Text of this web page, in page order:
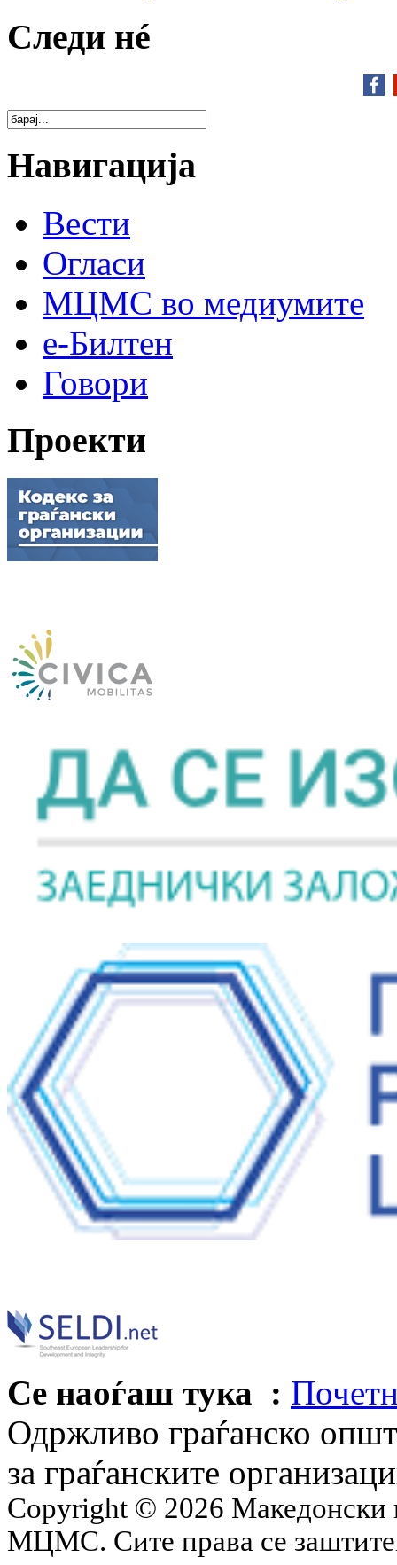
Следи нé
Навигација
Вести
Огласи
МЦМС во медиумите
е-Билтен
Говори
Проекти
Се наоѓаш тука :
Одржливо граѓанско
за граѓанските
Copyright © 2026 Македонски
МЦМС. Сите права се